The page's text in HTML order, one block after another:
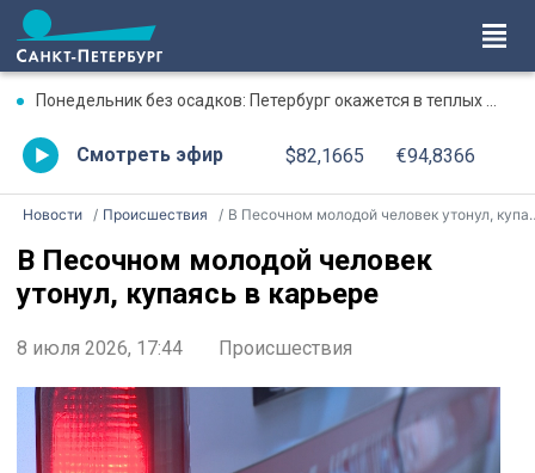
Понедельник без осадков: Петербург окажется в теплых объятиях
Смотреть эфир $82,1665 €94,8366
Новости Происшествия В Песочном молодой человек утонул, купаясь в карьере
В Песочном молодой человек
утонул, купаясь в карьере
8 июля 2026, 17:44 Происшествия